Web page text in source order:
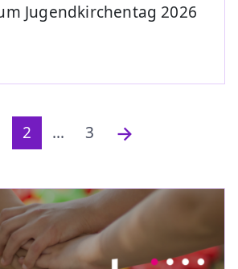
Jugendkirchentag 2026
2 ... 3